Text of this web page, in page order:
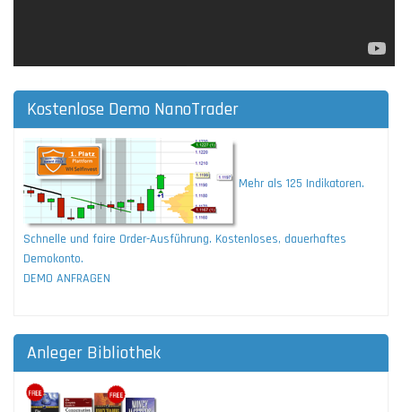
Kostenlose Demo NanoTrader
Mehr als 125 Indikatoren.
Schnelle und faire Order-Ausführung. Kostenloses, dauerhaftes
Demokonto.
DEMO ANFRAGEN
Anleger Bibliothek